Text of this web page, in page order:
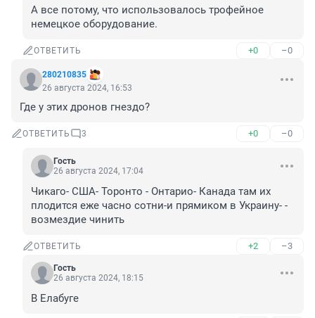
А все потому, что использовалось трофейное
немецкое оборудование.
ОТВЕТИТЬ +0 –0
280210835
26 августа 2024, 16:53
Где у этих дронов гнездо?
ОТВЕТИТЬ 3 +0 –0
Гость
26 августа 2024, 17:04
Чикаго- США- Торонто - Онтарио- Канада там их
плодится еже часно сотни-и прямиком в Украину- -
возмездие чинить
ОТВЕТИТЬ +2 –3
Гость
26 августа 2024, 18:15
В Елабуге